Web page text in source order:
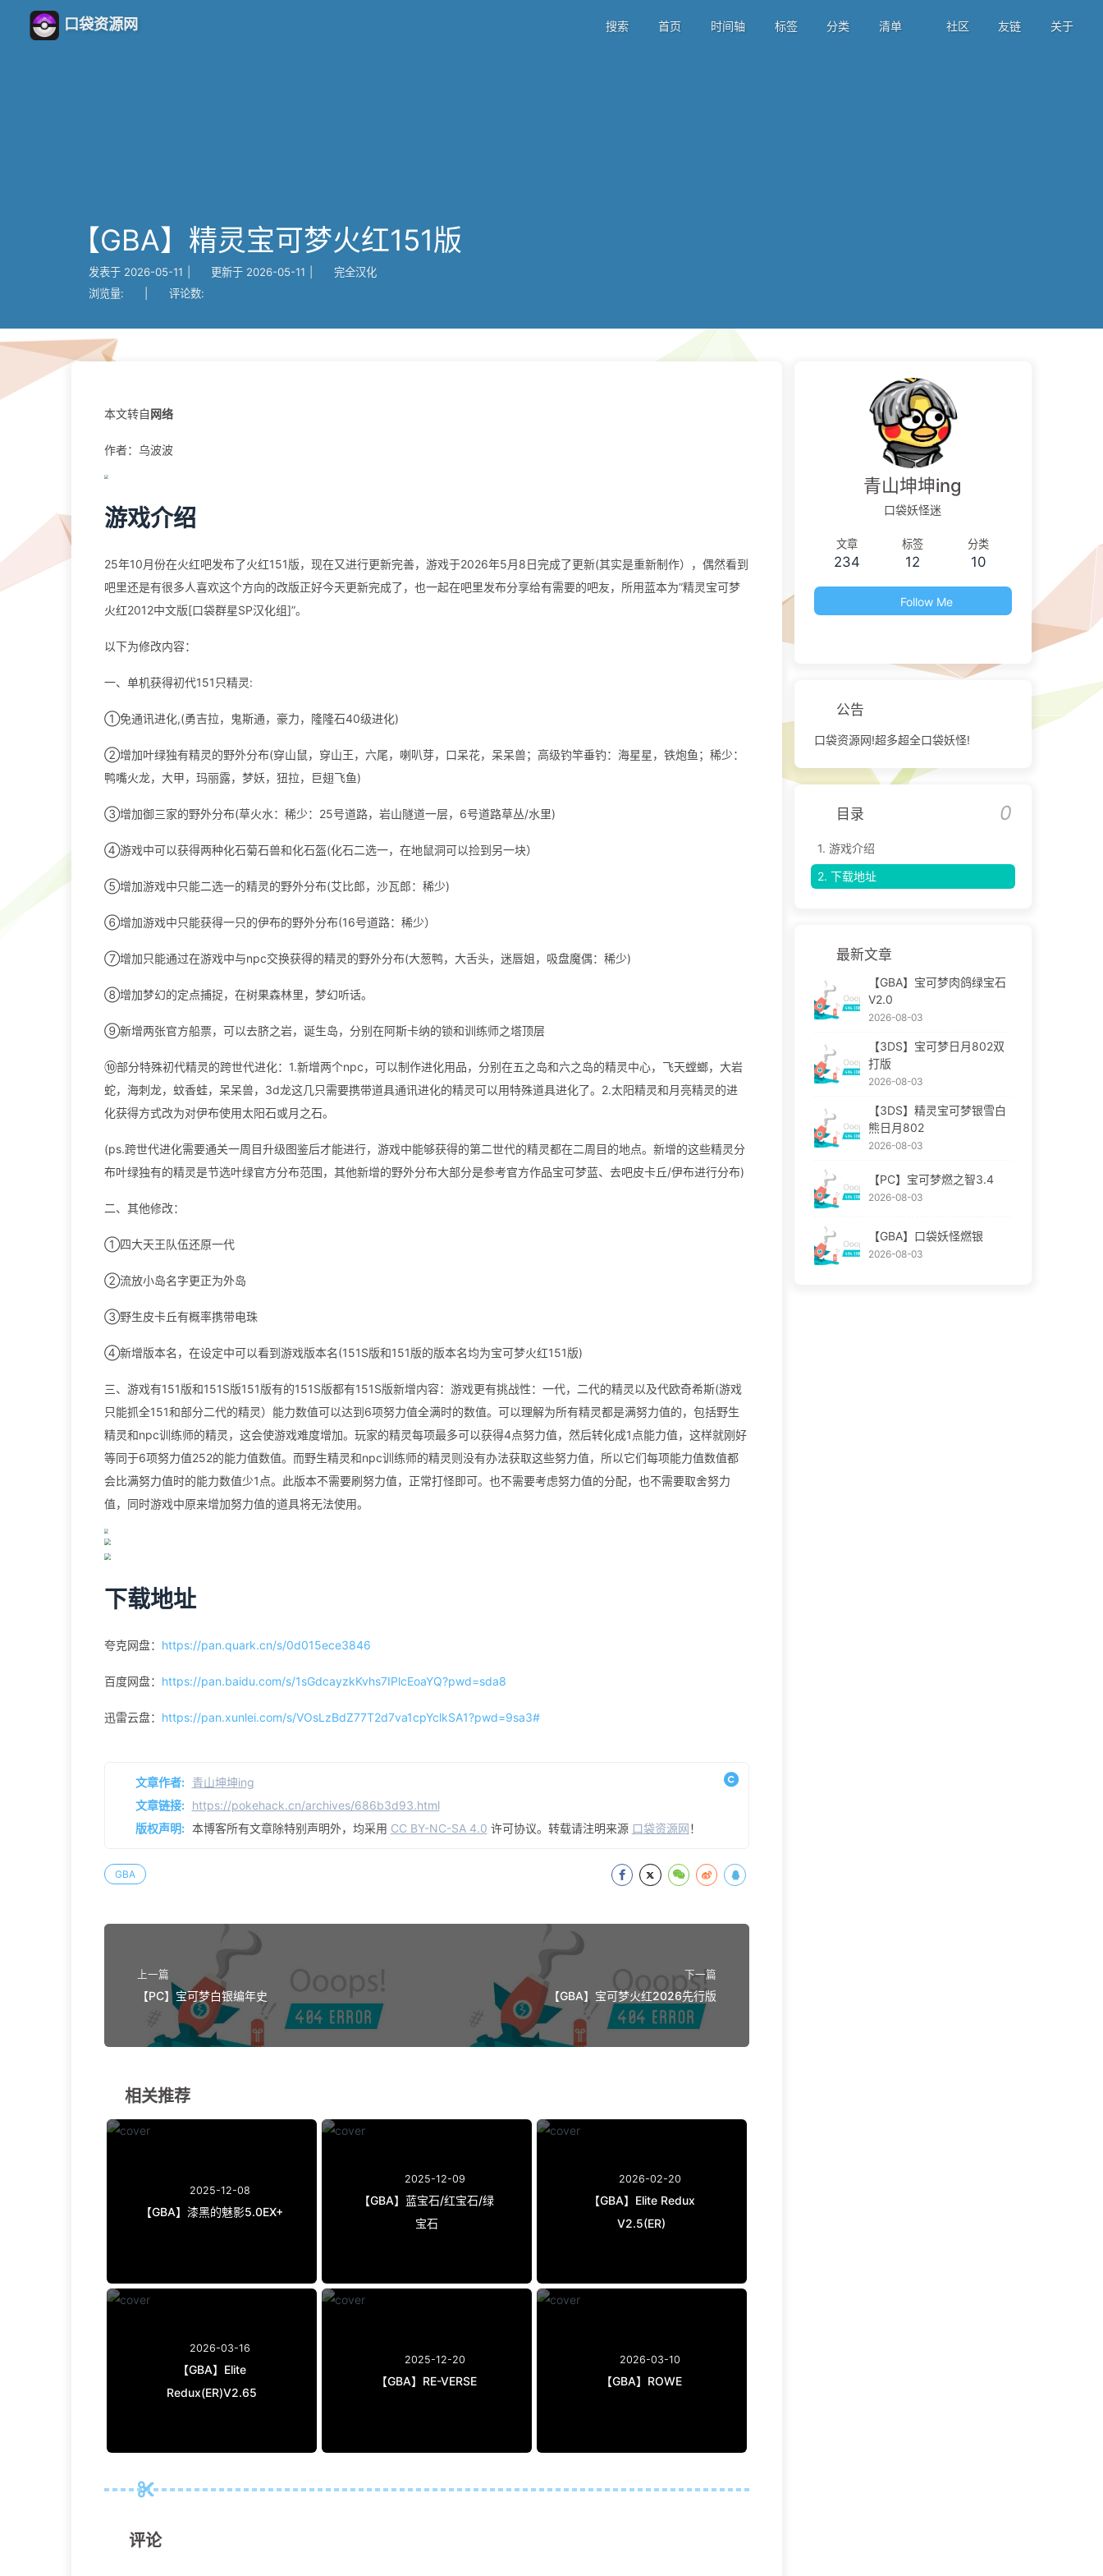
口袋资源网 搜索 首页 时间轴 标签 分类 清单 社区 友链 关于
【GBA】精灵宝可梦火红151版
发表于 2026-05-11 更新于 2026-05-11
完全汉化
浏览量:
评论数:
本文转自网络
作者：乌波波
游戏介绍
25年10月份在火红吧发布了火红151版，现在又进行更新完善，游戏于2026年5月8日完成了更新(其实是重新制作），偶然看到
吧里还是有很多人喜欢这个方向的改版正好今天更新完成了，也一起在吧里发布分享给有需要的吧友，所用蓝本为”精灵宝可梦
火红2012中文版[口袋群星SP汉化组]”。
以下为修改内容：
一、单机获得初代151只精灵:
①免通讯进化,(勇吉拉，鬼斯通，豪力，隆隆石40级进化)
②增加叶绿独有精灵的野外分布(穿山鼠，穿山王，六尾，喇叭芽，口呆花，呆呆兽；高级钓竿垂钓：海星星，铁炮鱼；稀少：
鸭嘴火龙，大甲，玛丽露，梦妖，狃拉，巨翅飞鱼)
③增加御三家的野外分布(草火水：稀少：25号道路，岩山隧道一层，6号道路草丛/水里)
④游戏中可以获得两种化石菊石兽和化石盔(化石二选一，在地鼠洞可以捡到另一块）
⑤增加游戏中只能二选一的精灵的野外分布(艾比郎，沙瓦郎：稀少)
⑥增加游戏中只能获得一只的伊布的野外分布(16号道路：稀少）
⑦增加只能通过在游戏中与npc交换获得的精灵的野外分布(大葱鸭，大舌头，迷唇姐，吸盘魔偶：稀少)
⑧增加梦幻的定点捕捉，在树果森林里，梦幻听话。
⑨新增两张官方船票，可以去脐之岩，诞生岛，分别在阿斯卡纳的锁和训练师之塔顶层
⑩部分特殊初代精灵的跨世代进化：1.新增两个npc，可以制作进化用品，分别在五之岛和六之岛的精灵中心，飞天螳螂，大岩
蛇，海刺龙，蚊香蛙，呆呆兽，3d龙这几只需要携带道具通讯进化的精灵可以用特殊道具进化了。2.太阳精灵和月亮精灵的进
化获得方式改为对伊布使用太阳石或月之石。
(ps.跨世代进化需要通关一周目升级图鉴后才能进行，游戏中能够获得的第二世代的精灵都在二周目的地点。新增的这些精灵分
布叶绿独有的精灵是节选叶绿官方分布范围，其他新增的野外分布大部分是参考官方作品宝可梦蓝、去吧皮卡丘/伊布进行分布)
二、其他修改：
①四大天王队伍还原一代
②流放小岛名字更正为外岛
③野生皮卡丘有概率携带电珠
④新增版本名，在设定中可以看到游戏版本名(151S版和151版的版本名均为宝可梦火红151版)
三、游戏有151版和151S版151版有的151S版都有151S版新增内容：游戏更有挑战性：一代，二代的精灵以及代欧奇希斯(游戏
只能抓全151和部分二代的精灵）能力数值可以达到6项努力值全满时的数值。可以理解为所有精灵都是满努力值的，包括野生
精灵和npc训练师的精灵，这会使游戏难度增加。玩家的精灵每项最多可以获得4点努力值，然后转化成1点能力值，这样就刚好
等同于6项努力值252的能力值数值。而野生精灵和npc训练师的精灵则没有办法获取这些努力值，所以它们每项能力值数值都
会比满努力值时的能力数值少1点。此版本不需要刷努力值，正常打怪即可。也不需要考虑努力值的分配，也不需要取舍努力
值，同时游戏中原来增加努力值的道具将无法使用。
下载地址
夸克网盘： https://pan.quark.cn/s/0d015ece3846
百度网盘： https://pan.baidu.com/s/1sGdcayzkKvhs7IPlcEoaYQ?pwd=sda8
迅雷云盘： https://pan.xunlei.com/s/VOsLzBdZ77T2d7va1cpYclkSA1?pwd=9sa3#
文章作者: 青山坤坤ing
文章链接: https://pokehack.cn/archives/686b3d93.html
版权声明: 本博客所有文章除特别声明外，均采用 CC BY-NC-SA 4.0 许可协议。转载请注明来源 口袋资源网！
GBA
上一篇
【PC】宝可梦白银编年史
下一篇
【GBA】宝可梦火红2026先行版
相关推荐
2025-12-08
【GBA】漆黑的魅影5.0EX+
2025-12-09
【GBA】蓝宝石/红宝石/绿
宝石
2026-02-20
【GBA】Elite Redux
V2.5(ER)
2026-03-16
【GBA】Elite
Redux(ER)V2.65
2025-12-20
【GBA】RE-VERSE
2026-03-10
【GBA】ROWE
评论
青山坤坤ing
口袋妖怪迷
文章
234
标签
12
分类
10
Follow Me
公告
口袋资源网!超多超全口袋妖怪!
目录 0
1. 游戏介绍
2. 下载地址
最新文章
【GBA】宝可梦肉鸽绿宝石
V2.0
2026-08-03
【3DS】宝可梦日月802双
打版
2026-08-03
【3DS】精灵宝可梦银雪白
熊日月802
2026-08-03
【PC】宝可梦燃之智3.4
2026-08-03
【GBA】口袋妖怪燃银
2026-08-03